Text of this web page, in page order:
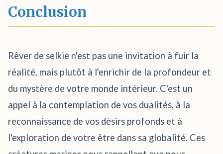
Conclusion
Rêver de selkie n'est pas une invitation à fuir la
réalité, mais plutôt à l'enrichir de la profondeur et
du mystère de votre monde intérieur. C'est un
appel à la contemplation de vos dualités, à la
reconnaissance de vos désirs profonds et à
l'exploration de votre être dans sa globalité. Ces